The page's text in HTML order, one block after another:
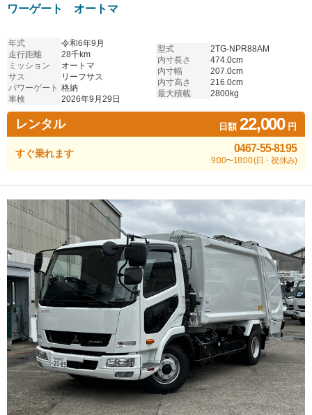
ワーゲート オートマ
年式
令和6年9月
走行距離
28千km
ミッション
オートマ
サス
リーフサス
パワーゲート 格納
車検
2026年9月29日
型式
2TG-NPR88AM
内寸長さ
474.0cm
内寸幅
207.0cm
内寸高さ
216.0cm
最大積載
2800kg
レンタル 日額22,000円
すぐ乗れます 0467-55-8195
9:00〜18:00 (日・祝休み)